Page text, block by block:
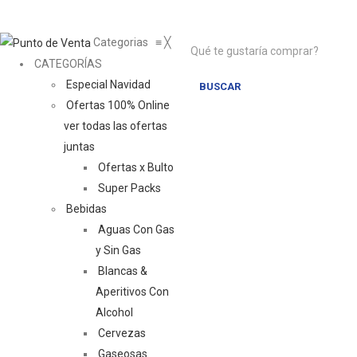
Categorias ≡╳
CATEGORÍAS
Especial Navidad
Ofertas 100% Online
ver todas las ofertas
juntas
Ofertas x Bulto
Super Packs
Bebidas
Aguas Con Gas
y Sin Gas
Blancas &
Aperitivos Con
Alcohol
Cervezas
Gaseosas
BUSCAR